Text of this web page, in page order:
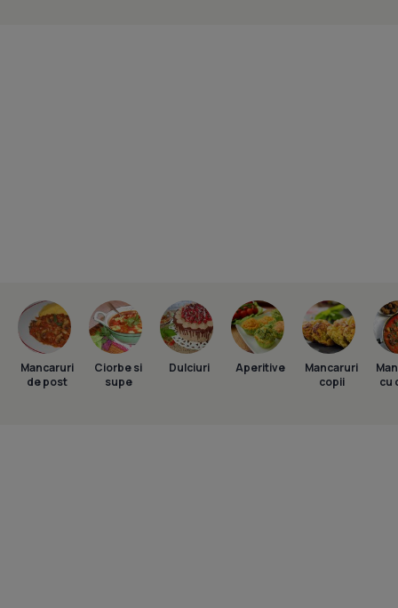
Mancaruri
de post
Ciorbe si
supe
Dulciuri Aperitive
Mancaruri
copii
cu